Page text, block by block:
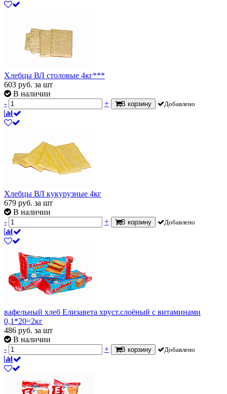
Хлебцы ВЛ столовые 4кг***
603 руб. за шт
В наличии
-
+ В корзину Добавлено
Хлебцы ВЛ кукурузные 4кг
679 руб. за шт
В наличии
-
+ В корзину Добавлено
вафельный хлеб Елизавета хруст.слоёный с витаминами
0,1*20=2кг
486 руб. за шт
В наличии
-
+ В корзину Добавлено